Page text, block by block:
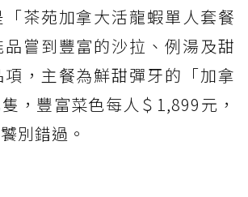
茶苑加拿大活龍蝦單人套餐
嘗到豐富的沙拉、例湯及甜
，主餐為鮮甜彈牙的「加拿
，豐富菜色每人＄1,899元，
別錯過。